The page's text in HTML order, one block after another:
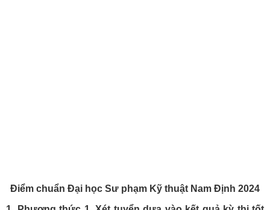
Điểm chuẩn Đại học Sư phạm Kỹ thuật Nam Định 2024